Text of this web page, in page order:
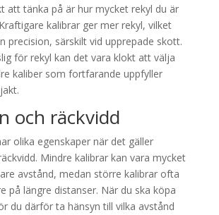
att tänka på är hur mycket rekyl du är
kalibrar ger mer rekyl, vilket
precision, särskilt vid upprepade skott.
för rekyl kan det vara klokt att välja
kaliber som fortfarande uppfyller
och räckvidd
olika egenskaper när det gäller
Mindre kalibrar kan vara mycket
avstånd, medan större kalibrar ofta
på längre distanser. När du ska köpa
du därför ta hänsyn till vilka avstånd